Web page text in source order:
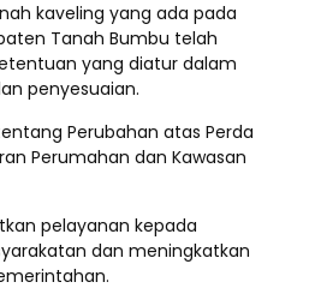
kaveling yang ada pada
Tanah Bumbu telah
yang diatur dalam
penyesuaian.
Perubahan atas Perda
Perumahan dan Kawasan
pelayanan kepada
dan meningkatkan